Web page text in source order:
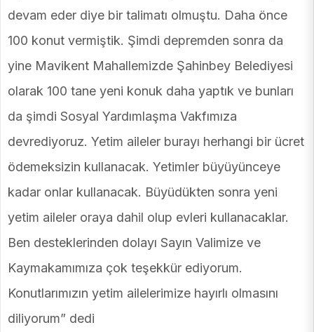
devam eder diye bir talimatı olmuştu. Daha önce
100 konut vermiştik. Şimdi depremden sonra da
yine Mavikent Mahallemizde Şahinbey Belediyesi
olarak 100 tane yeni konuk daha yaptık ve bunları
da şimdi Sosyal Yardımlaşma Vakfımıza
devrediyoruz. Yetim aileler burayı herhangi bir ücret
ödemeksizin kullanacak. Yetimler büyüyünceye
kadar onlar kullanacak. Büyüdükten sonra yeni
yetim aileler oraya dahil olup evleri kullanacaklar.
Ben desteklerinden dolayı Sayın Valimize ve
Kaymakamımıza çok teşekkür ediyorum.
Konutlarımızın yetim ailelerimize hayırlı olmasını
diliyorum” dedi